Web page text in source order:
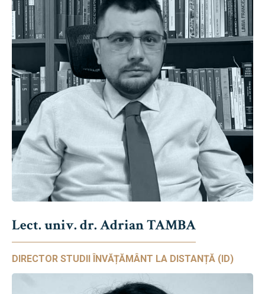
Lect. univ. dr. Adrian TAMBA
DIRECTOR STUDII ÎNVĂȚĂMÂNT LA DISTANȚĂ (ID)